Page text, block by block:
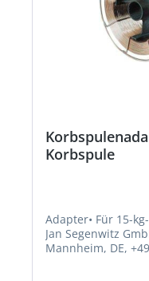
Korbspule
Adapter• Für 15-
Jan Segenwitz
Mannheim, DE,